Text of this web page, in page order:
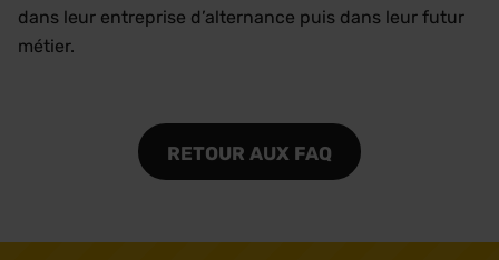
dans leur entreprise d’alternance puis dans leur futur
métier.
RETOUR AUX FAQ